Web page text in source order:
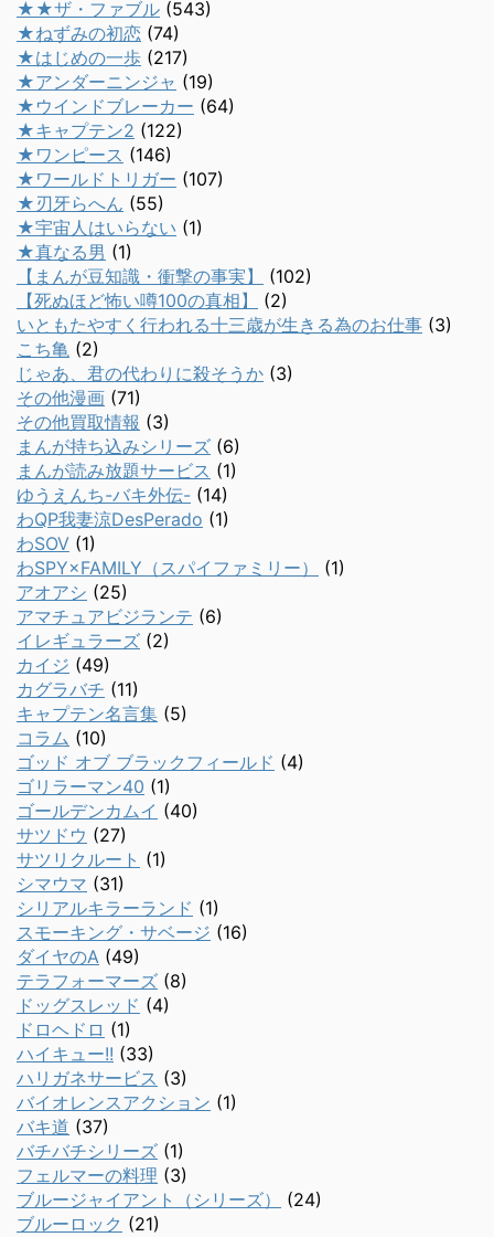
★★ザ・ファブル (543)
★ねずみの初恋 (74)
★はじめの一歩 (217)
★アンダーニンジャ (19)
★ウインドブレーカー (64)
★キャプテン2 (122)
★ワンピース (146)
★ワールドトリガー (107)
★刃牙らへん (55)
★宇宙人はいらない (1)
★真なる男 (1)
【まんが豆知識・衝撃の事実】
(102)
【死ぬほど怖い噂100の真相】
(2)
いともたやすく行われる十三歳が生きる為のお仕事 (3)
こち亀 (2)
じゃあ、君の代わりに殺そうか (3)
その他漫画 (71)
その他買取情報 (3)
まんが持ち込みシリーズ (6)
まんが読み放題サービス (1)
ゆうえんち-バキ外伝- (14)
わQP我妻涼DesPerado (1)
わSOV (1)
わSPY×FAMILY（スパイファミリー）
(1)
アオアシ (25)
アマチュアビジランテ (6)
イレギュラーズ (2)
カイジ (49)
カグラバチ (11)
キャプテン名言集 (5)
コラム (10)
ゴッド オブ ブラックフィールド (4)
ゴリラーマン40 (1)
ゴールデンカムイ (40)
サツドウ (27)
サツリクルート (1)
シマウマ (31)
シリアルキラーランド (1)
スモーキング・サベージ (16)
ダイヤのA (49)
テラフォーマーズ (8)
ドッグスレッド (4)
ドロヘドロ (1)
ハイキュー!! (33)
ハリガネサービス (3)
バイオレンスアクション (1)
バキ道 (37)
バチバチシリーズ (1)
フェルマーの料理 (3)
ブルージャイアント（シリーズ）
(24)
ブルーロック (21)